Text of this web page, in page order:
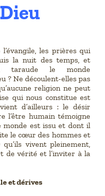
les prières qui
la nuit des temps, et
taraude le monde
? Ne découlent-elles pas
religion ne peut
qui nous constitue est
d’ailleurs : le désir
l’être humain témoigne
monde est issu et dont il
le cœur des hommes et
vivent pleinement,
de vérité et l’inviter à la
et dérives